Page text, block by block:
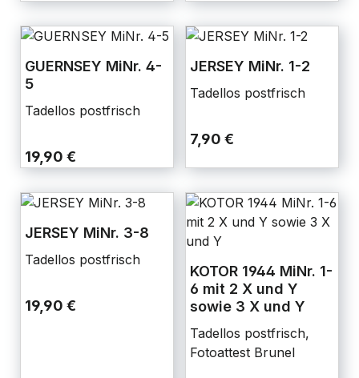
GUERNSEY MiNr. 4-
5
Tadellos postfrisch
19,90 €
JERSEY MiNr. 1-2
Tadellos postfrisch
7,90 €
JERSEY MiNr. 3-8
Tadellos postfrisch
19,90 €
KOTOR 1944 MiNr. 1-
6 mit 2 X und Y
sowie 3 X und Y
Tadellos postfrisch,
Fotoattest Brunel